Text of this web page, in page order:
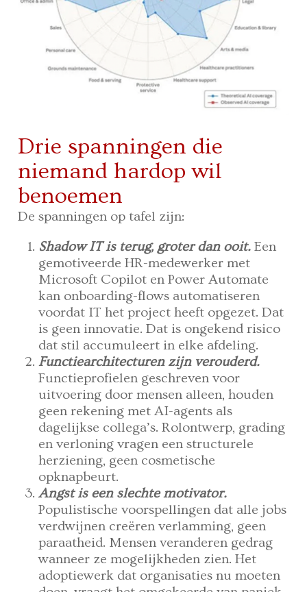
Drie spanningen die
niemand hardop wil
benoemen
De spanningen op tafel zijn:
Shadow IT is terug, groter dan ooit. Een
gemotiveerde HR-medewerker met
Microsoft Copilot en Power Automate
kan onboarding-flows automatiseren
voordat IT het project heeft opgezet. Dat
is geen innovatie. Dat is ongekend risico
dat stil accumuleert in elke afdeling.
Functiearchitecturen zijn verouderd.
Functieprofielen geschreven voor
uitvoering door mensen alleen, houden
geen rekening met AI-agents als
dagelijkse collega’s. Rolontwerp, grading
en verloning vragen een structurele
herziening, geen cosmetische
opknapbeurt.
Angst is een slechte motivator.
Populistische voorspellingen dat alle jobs
verdwijnen creëren verlamming, geen
paraatheid. Mensen veranderen gedrag
wanneer ze mogelijkheden zien. Het
adoptiewerk dat organisaties nu moeten